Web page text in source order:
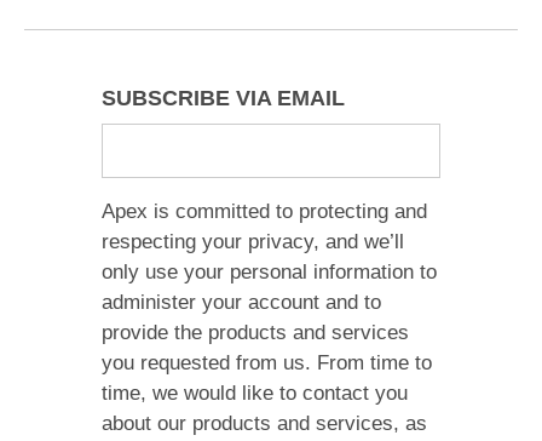
SUBSCRIBE VIA EMAIL
Apex is committed to protecting and
respecting your privacy, and we’ll
only use your personal information to
administer your account and to
provide the products and services
you requested from us. From time to
time, we would like to contact you
about our products and services, as